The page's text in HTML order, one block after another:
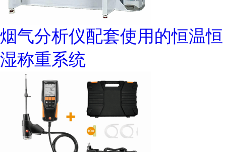
烟气分析仪配套使用的恒温恒
湿称重系统